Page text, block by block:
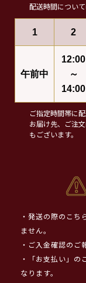
配送時間につい
1 2
午前中
12:00
～
14:00
ご指定時間帯に
お届け先、ご注
もございます。
・発送の際のこち
ません。
・ご入金確認のご
・「お支払い」の
なります。